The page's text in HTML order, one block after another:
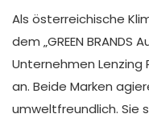
Als österreichische
dem „GREEN
Unternehmen Lenzing
an. Beide Marken
umweltfreundlich. Sie